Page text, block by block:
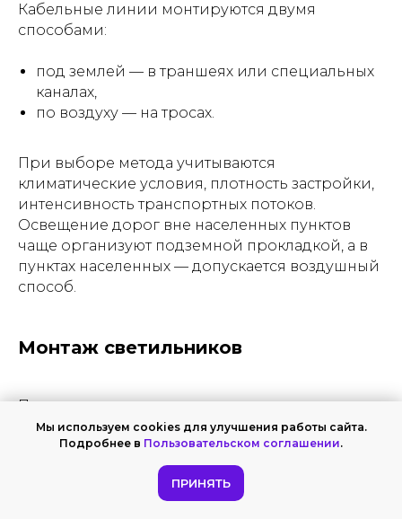
Кабельные линии монтируются двумя
способами:
под землей — в траншеях или специальных
каналах,
по воздуху — на тросах.
При выборе метода учитываются
климатические условия, плотность застройки,
интенсивность транспортных потоков.
Освещение дорог вне населенных пунктов
чаще организуют подземной прокладкой, а в
пунктах населенных — допускается воздушный
способ.
Монтаж светильников
После установки опор производится монтаж
светильников с использованием кронштейнов
или консолей. Современные устройства
оснащаются светотехническим
оборудованием, регулирующим направление
Мы используем cookies для улучшения работы сайта.
Подробнее в Пользовательском соглашении.
ПРИНЯТЬ